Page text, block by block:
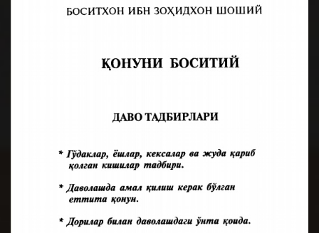
респиратор касалликлар, оғи...